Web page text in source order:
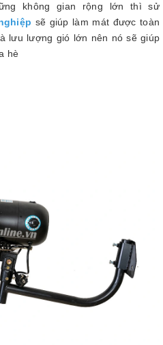
không gian rộng lớn thì sử
sẽ giúp làm mát được toàn
lưu lượng gió lớn nên nó sẽ giúp
hè